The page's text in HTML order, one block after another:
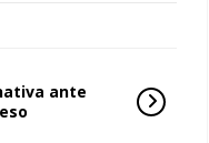
ante